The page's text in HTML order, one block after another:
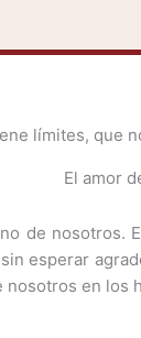
límites, que
de nosotros.
esperar
en los